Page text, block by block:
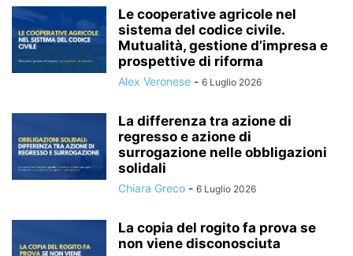
Le cooperative agricole nel
sistema del codice civile.
Mutualità, gestione d’impresa e
prospettive di riforma
Alex Veronese - 6 Luglio 2026
La differenza tra azione di
regresso e azione di
surrogazione nelle obbligazioni
solidali
Chiara Greco - 6 Luglio 2026
La copia del rogito fa prova se
non viene disconosciuta